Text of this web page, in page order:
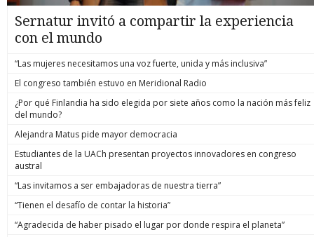
Sernatur invitó a compartir la experiencia
con el mundo
“Las mujeres necesitamos una voz fuerte, unida y más inclusiva”
El congreso también estuvo en Meridional Radio
¿Por qué Finlandia ha sido elegida por siete años como la nación más feliz
del mundo?
Alejandra Matus pide mayor democracia
Estudiantes de la UACh presentan proyectos innovadores en congreso
austral
“Las invitamos a ser embajadoras de nuestra tierra”
“Tienen el desafío de contar la historia”
“Agradecida de haber pisado el lugar por donde respira el planeta”